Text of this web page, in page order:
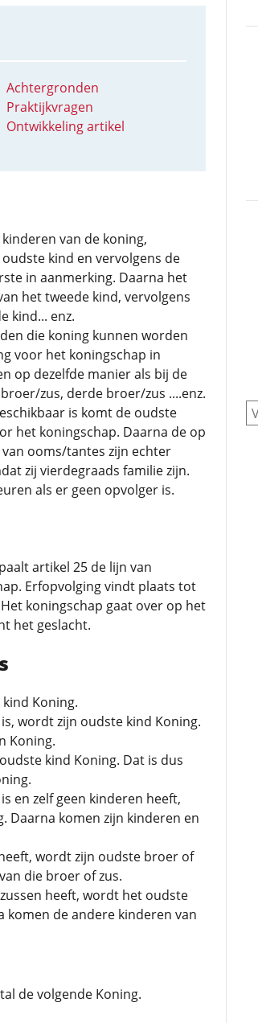
Achtergronden
Praktijkvragen
Ontwikkeling artikel
van de koning,
kind en vervolgens de
in aanmerking. Daarna het
het tweede kind, vervolgens
kind... enz.
die koning kunnen worden
voor het koningschap in
op dezelfde manier als bij de
zus, derde broer/zus ....enz.
is komt de oudste
het koningschap. Daarna de op
ooms/tantes zijn echter
zij vierdegraads familie zijn.
als er geen opvolger is.
artikel 25 de lijn van
Erfopvolging vindt plaats tot
koningschap gaat over op het
het geslacht.
Koning.
wordt zijn oudste kind Koning.
Koning.
kind Koning. Dat is dus
en zelf geen kinderen heeft,
Daarna komen zijn kinderen en
wordt zijn oudste broer of
die broer of zus.
heeft, wordt het oudste
komen de andere kinderen van
de volgende Koning.